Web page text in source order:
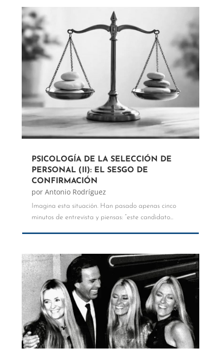
PSICOLOGÍA DE LA SELECCIÓN DE
PERSONAL (II): EL SESGO DE
CONFIRMACIÓN
por Antonio Rodríguez
Imagina esta situación. Han pasado apenas cinco
minutos de entrevista y piensas: “este candidato...